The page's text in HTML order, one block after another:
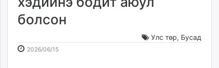
dorgio.mn
Gogo.mn
news.mn
zindaa.mn
болсон
Улс төр, Бусад
2026/06/152026-
2026-